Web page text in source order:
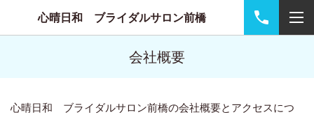
心晴日和 ブライダルサロン前橋
会社概要
心晴日和 ブライダルサロン前橋の会社概要とアクセスにつ